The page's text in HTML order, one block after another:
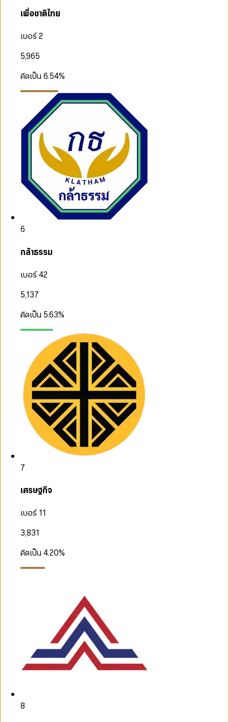
เพื่อชาติไทย
เบอร์ 2
5,965
คิดเป็น6.54%
6
กล้าธรรม
เบอร์ 42
5,137
คิดเป็น 5.63%
7
เศรษฐกิจ
เบอร์ 11
3,831
คิดเป็น4.20%
8